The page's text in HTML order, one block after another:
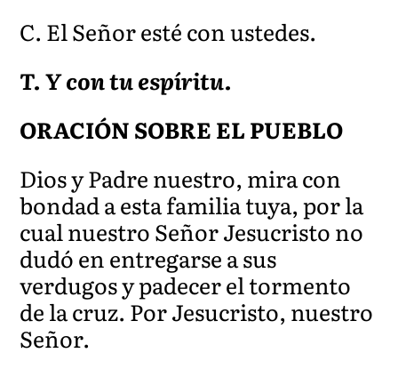
C. El Señor esté con ustedes.
T. Y con tu espíritu.
ORACIÓN SOBRE EL PUEBLO
Dios y Padre nuestro, mira con
bondad a esta familia tuya, por la
cual nuestro Señor Jesucristo no
dudó en entregarse a sus
verdugos y padecer el tormento
de la cruz. Por Jesucristo, nuestro
Señor.